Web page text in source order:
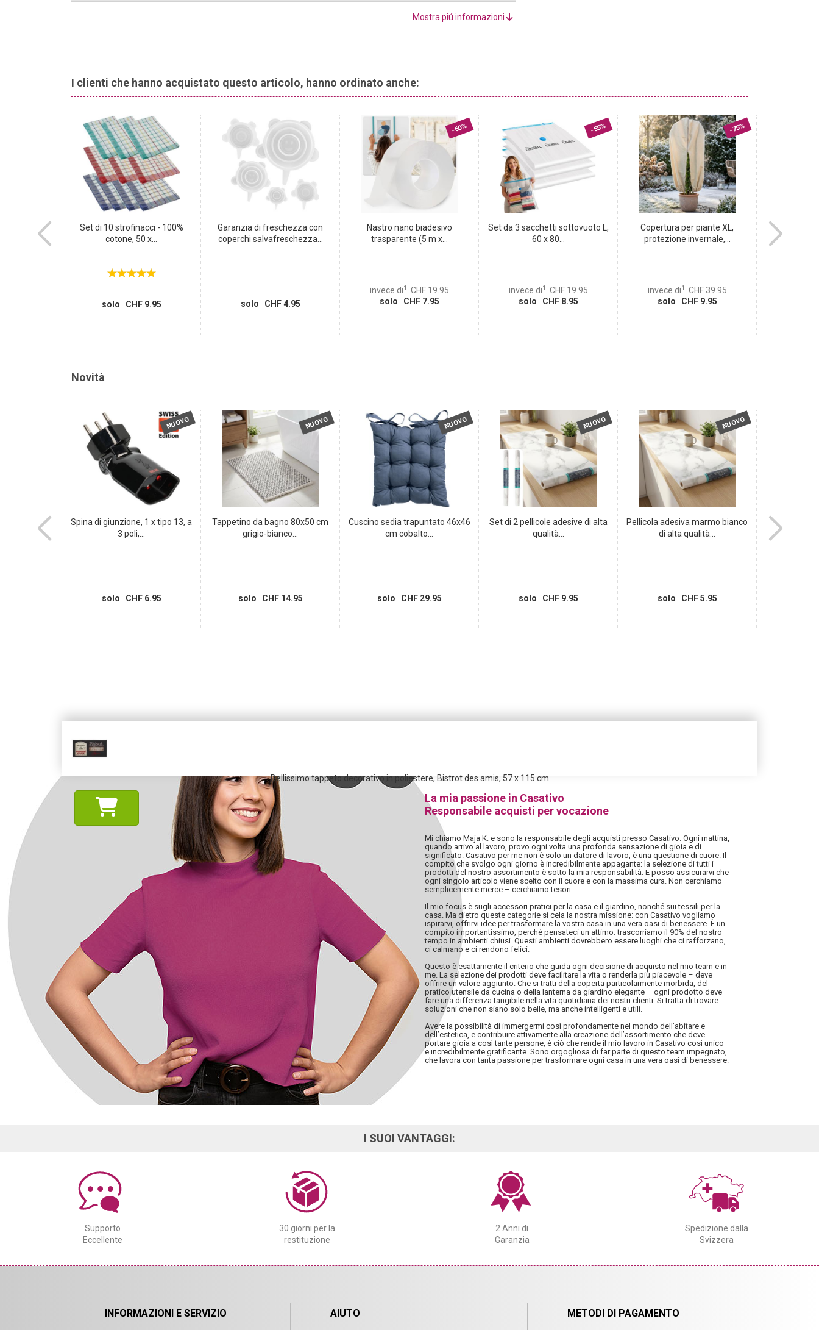
grazie alla finitura di alta qualità e al materiale robusto, questo tappeto è adatto
anche all‘uso in aree esterne riparate. Aggiunge sapientemente un accento fresco che rende l‘arredamento esterno
Mostra piú informazioni
I clienti che hanno acquistato questo articolo, hanno ordinato anche:
secco...
Set di 10 strofinacci - 100%
cotone, 50 x...
solo CHF 9.95
Garanzia di freschezza con
coperchi salvafreschezza...
solo CHF 4.95
-60%
Nastro nano biadesivo
trasparente (5 m x...
invece di1 CHF 19.95
solo CHF 7.95
-55%
Set da 3 sacchetti sottovuoto L,
60 x 80...
invece di1 CHF 19.95
solo CHF 8.95
-75%
Copertura per piante XL,
protezione invernale,...
invece di1 CHF 39.95
solo CHF 9.95
Novità
trapuntati
NUOVO
Spina di giunzione, 1 x tipo 13, a
3 poli,...
solo CHF 6.95
NUOVO
Tappetino da bagno 80x50 cm
grigio-bianco...
solo CHF 14.95
NUOVO
Cuscino sedia trapuntato 46x46
cm cobalto...
solo CHF 29.95
NUOVO
Set di 2 pellicole adesive di alta
qualità...
solo CHF 9.95
NUOVO
Pellicola adesiva marmo bianco
di alta qualità...
solo CHF 5.95
Tappetino
Bellissimo tappeto decorativo in poliestere, Bistrot des amis, 57 x 115 cm
La mia passione in Casativo
Responsabile acquisti per vocazione
Mi chiamo Maja K. e sono la responsabile degli acquisti presso Casativo. Ogni mattina,
quando arrivo al lavoro, provo ogni volta una profonda sensazione di gioia e di
significato. Casativo per me non è solo un datore di lavoro, è una questione di cuore. Il
compito che svolgo ogni giorno è incredibilmente appagante: la selezione di tutti i
prodotti del nostro assortimento è sotto la mia responsabilità. E posso assicurarvi che
ogni singolo articolo viene scelto con il cuore e con la massima cura. Non cerchiamo
semplicemente merce – cerchiamo tesori.
Il mio focus è sugli accessori pratici per la casa e il giardino, nonché sui tessili per la
casa. Ma dietro queste categorie si cela la nostra missione: con Casativo vogliamo
ispirarvi, offrirvi idee per trasformare la vostra casa in una vera oasi di benessere. È un
compito importantissimo, perché pensateci un attimo: trascorriamo il 90% del nostro
tempo in ambienti chiusi. Questi ambienti dovrebbero essere luoghi che ci rafforzano,
ci calmano e ci rendono felici.
Questo è esattamente il criterio che guida ogni decisione di acquisto nel mio team e in
me. La selezione dei prodotti deve facilitare la vita o renderla più piacevole – deve
offrire un valore aggiunto. Che si tratti della coperta particolarmente morbida, del
pratico utensile da cucina o della lanterna da giardino elegante – ogni prodotto deve
fare una differenza tangibile nella vita quotidiana dei nostri clienti. Si tratta di trovare
soluzioni che non siano solo belle, ma anche intelligenti e utili.
Avere la possibilità di immergermi così profondamente nel mondo dell’abitare e
dell’estetica, e contribuire attivamente alla creazione dell’assortimento che deve
portare gioia a così tante persone, è ciò che rende il mio lavoro in Casativo così unico
e incredibilmente gratificante. Sono orgogliosa di far parte di questo team impegnato,
che lavora con tanta passione per trasformare ogni casa in una vera oasi di benessere.
I SUOI VANTAGGI:
Supporto
Eccellente
30 giorni per la
restituzione
2 Anni di
Garanzia
Spedizione dalla
Svizzera
INFORMAZIONI E SERVIZIO AIUTO METODI DI PAGAMENTO